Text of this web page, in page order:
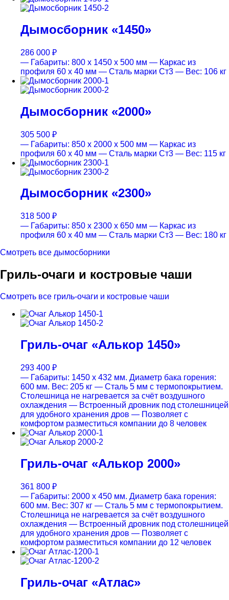
Дымосборник «1450»
286 000 ₽
— Габариты: 800 х 1450 х 500 мм — Каркас из
профиля 60 х 40 мм — Сталь марки Ст3 — Вес: 106 кг
Дымосборник «2000»
305 500 ₽
— Габариты: 850 х 2000 х 500 мм — Каркас из
профиля 60 х 40 мм — Сталь марки Ст3 — Вес: 115 кг
Дымосборник «2300»
318 500 ₽
— Габариты: 850 х 2300 х 650 мм — Каркас из
профиля 60 х 40 мм — Сталь марки Ст3 — Вес: 180 кг
Смотреть все дымосборники
Гриль-очаги и костровые чаши
Смотреть все гриль-очаги и костровые чаши
Гриль-очаг «Алькор 1450»
293 400 ₽
— Габариты: 1450 х 432 мм. Диаметр бака горения:
600 мм. Вес: 205 кг — Cталь 5 мм с термопокрытием.
Столешница не нагревается за счёт воздушного
охлаждения — Встроенный дровник под столешницей
для удобного хранения дров — Позволяет с
комфортом разместиться компании до 8 человек
Гриль-очаг «Алькор 2000»
361 800 ₽
— Габариты: 2000 х 450 мм. Диаметр бака горения:
600 мм. Вес: 307 кг — Cталь 5 мм с термопокрытием.
Столешница не нагревается за счёт воздушного
охлаждения — Встроенный дровник под столешницей
для удобного хранения дров — Позволяет с
комфортом разместиться компании до 12 человек
Гриль-очаг «Атлас»